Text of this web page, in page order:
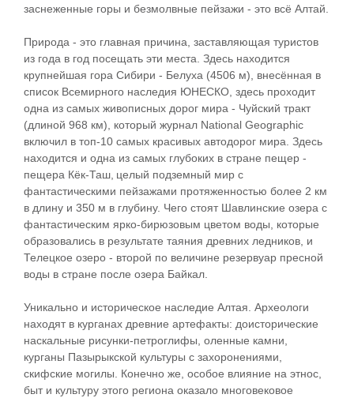
заснеженные горы и безмолвные пейзажи - это всё Алтай.
Природа - это главная причина, заставляющая туристов
из года в год посещать эти места. Здесь находится
крупнейшая гора Сибири - Белуха (4506 м), внесённая в
список Всемирного наследия ЮНЕСКО, здесь проходит
одна из самых живописных дорог мира - Чуйский тракт
(длиной 968 км), который журнал National Geographic
включил в топ-10 самых красивых автодорог мира. Здесь
находится и одна из самых глубоких в стране пещер -
пещера Кёк-Таш, целый подземный мир с
фантастическими пейзажами протяженностью более 2 км
в длину и 350 м в глубину. Чего стоят Шавлинские озера с
фантастическим ярко-бирюзовым цветом воды, которые
образовались в результате таяния древних ледников, и
Телецкое озеро - второй по величине резервуар пресной
воды в стране после озера Байкал.
Уникально и историческое наследие Алтая. Археологи
находят в курганах древние артефакты: доисторические
наскальные рисунки-петроглифы, оленные камни,
курганы Пазырыкской культуры с захоронениями,
скифские могилы. Конечно же, особое влияние на этнос,
быт и культуру этого региона оказало многовековое